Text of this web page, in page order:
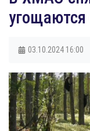
03.10.2024 16:00